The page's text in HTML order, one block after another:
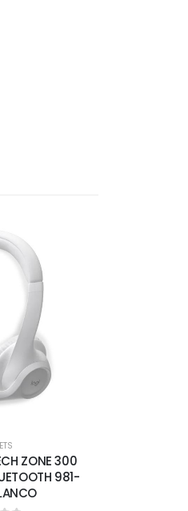
ZONE 300
981-